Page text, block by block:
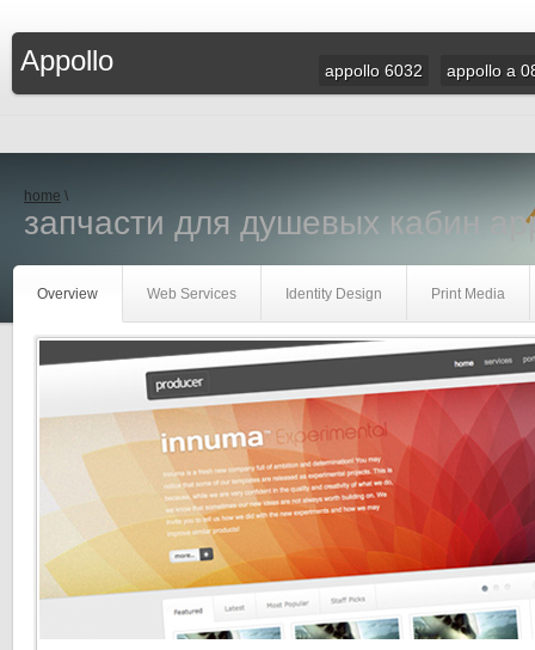
Appollo appollo 6032 appollo a
home \
запчасти для душевых кабин
Overview Web Services Identity Design Print Media